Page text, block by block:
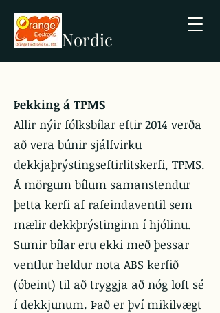
Nordic
Þekking á TPMS
Allir nýir fólksbílar eftir 2014 verða
að vera búnir sjálfvirku
dekkjaþrýstingseftirlitskerfi, TPMS.
Á mörgum bílum samanstendur
þetta kerfi af rafeindaventil sem
mælir dekkþrýstinginn í hjólinu.
Sumir bílar eru ekki með þessar
ventlur heldur nota ABS kerfið
(óbeint) til að tryggja að nóg loft sé
í dekkjunum. Það er því mikilvægt